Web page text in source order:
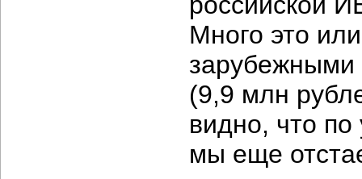
Много это
зарубежными
(9,9 млн
видно, что по
мы еще